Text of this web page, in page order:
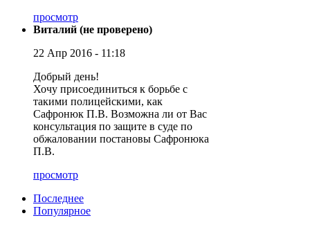
просмотр
Виталий (не проверено)
22 Апр 2016 - 11:18
Добрый день!
Хочу присоединиться к борьбе с
такими полицейскими, как
Сафронюк П.В. Возможна ли от Вас
консультация по защите в суде по
обжаловании постановы Сафронюка
П.В.
просмотр
Последнее
Популярное